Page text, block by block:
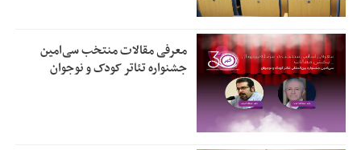
معرفی مقالات منتخب سی‌امین
جشنواره تئاتر کودک و نوجوان